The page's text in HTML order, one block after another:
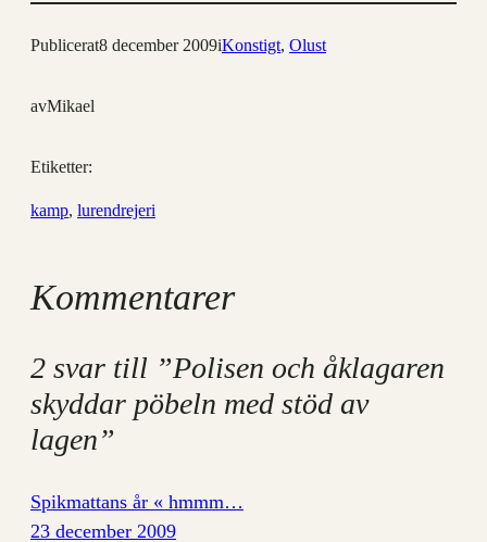
Publicerat8 december 2009iKonstigt, Olust
avMikael
Etiketter:
kamp, lurendrejeri
Kommentarer
2 svar till ”Polisen och åklagaren
skyddar pöbeln med stöd av
lagen”
Spikmattans år « hmmm…
23 december 2009